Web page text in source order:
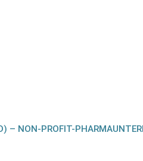
– NON-PROFIT-